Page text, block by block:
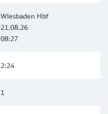
Wiesbaden Hbf
21.08.26
08:27
2:24
1